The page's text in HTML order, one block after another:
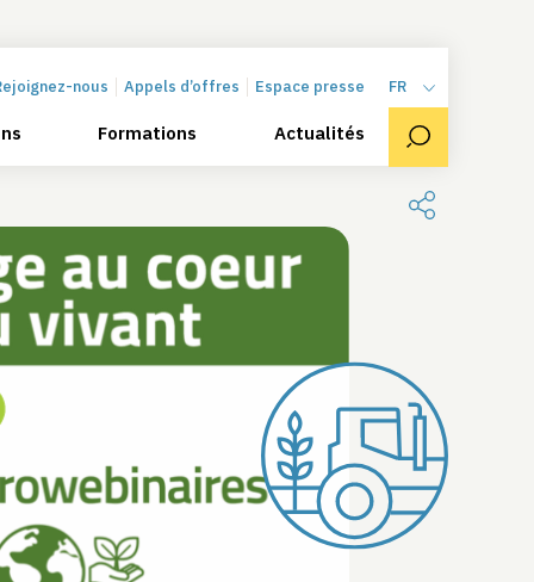
nous Appels d’offres Espace presse
Formations Actualités
FR